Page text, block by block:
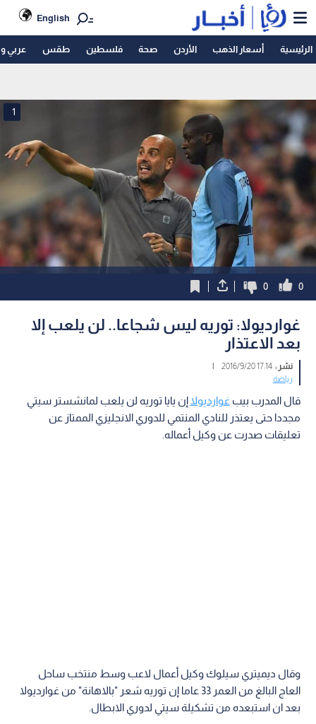
English
الرئيسية أسعار الذهب الأردن صحة فلسطين طقس عربي
1
0
0
غوارديولا: توريه ليس شجاعا.. لن يلعب إلا
بعد الاعتذار
نشر :17:14 2016/9/20
|
رياضة
قال المدرب بيب غوارديولا إن يايا توريه لن يلعب لمانشستر سيتي
مجددا حتى يعتذر للنادي المنتمي للدوري الانجليزي الممتاز عن
تعليقات صدرت عن وكيل أعماله.
وقال ديميتري سيلوك وكيل أعمال لاعب وسط منتخب ساحل
العاج البالغ من العمر 33 عاما إن توريه شعر "بالاهانة" من غوارديولا
بعد ان استبعده من تشكيلة سيتي لدوري الابطال.